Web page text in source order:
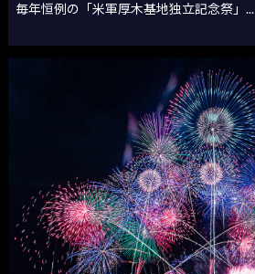
毎年恒例の「米軍厚木基地独立記念祭」...